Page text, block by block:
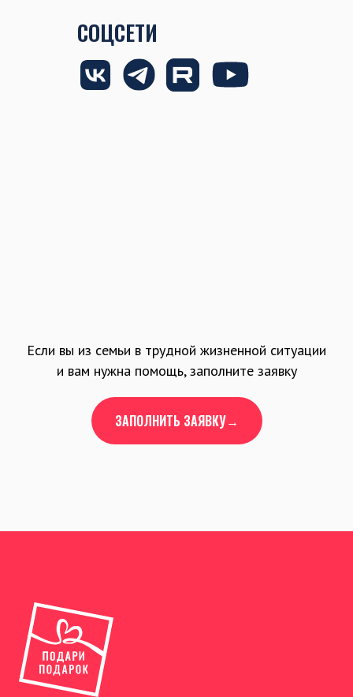
СОЦСЕТИ
Если вы из семьи в трудной жизненной ситуации
и вам нужна помощь, заполните заявку
ЗАПОЛНИТЬ ЗАЯВКУ→